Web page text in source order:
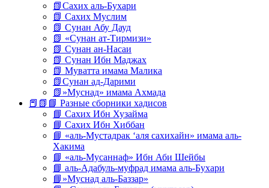
📗Сахих аль-Бухари
📗 Сахих Муслим
📗 Сунан Абу Дауд
📗 «Сунан ат-Тирмизи»
📗 Сунан ан-Насаи
📗 Сунан Ибн Маджах
📗 Муватта имама Малика
📗Сунан ад-Дарими
📗»Муснад» имама Ахмада
📕📗📘 Разные сборники хадисов
📘 Сахих Ибн Хузайма
📘 Сахих Ибн Хиббан
📘 «аль-Мустадрак ‘аля сахихайн» имама аль-
Хакима
📘 «аль-Мусаннаф» Ибн Аби Шейбы
📘 аль-Адабуль-муфрад имама аль-Бухари
📘»Муснад аль-Баззар»